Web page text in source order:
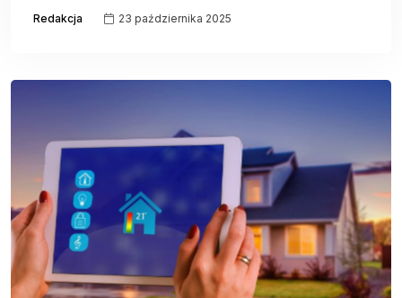
Redakcja 23 października 2025